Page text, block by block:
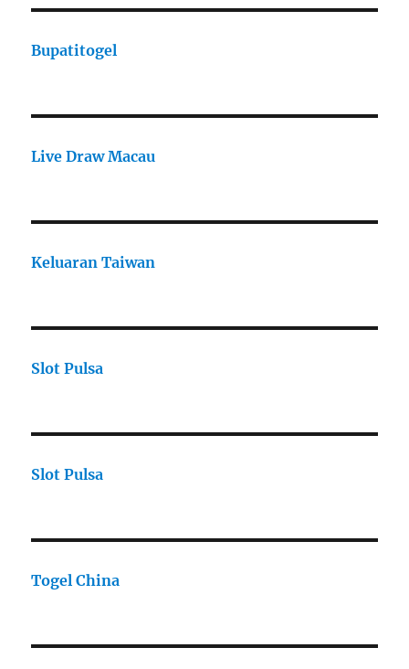
Bupatitogel
Live Draw Macau
Keluaran Taiwan
Slot Pulsa
Slot Pulsa
Togel China